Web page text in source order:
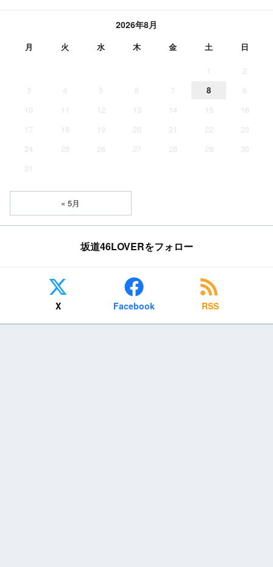
2026年8月
月 火 水 木 金 土 日
1
2
3
4 5 6 7 8
9
10
11 12 13 14 15
16
17
18 19 20 21 22
23
24
25 26 27 28 29
30
31
« 5月
坂道46LOVERをフォロー
X Facebook RSS